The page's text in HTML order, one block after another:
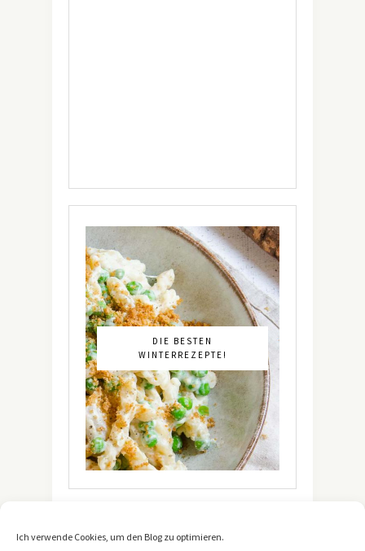
Ich verwende Cookies, um den Blog zu optimieren.
DIE BESTEN
WINTERREZEPTE!